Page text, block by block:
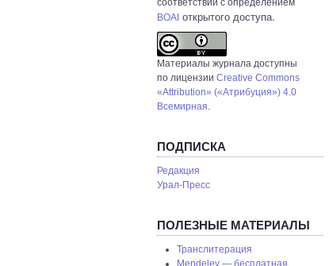
соответствии с определением
BOAI открытого доступа.
Материалы журнала доступны
по лицензии Creative Commons
«Attribution» («Атрибуция») 4.0
Всемирная.
ПОДПИСКА
Редакция
Урал-Пресс
ПОЛЕЗНЫЕ МАТЕРИАЛЫ
Транслитерация
Mendeley — бесплатная